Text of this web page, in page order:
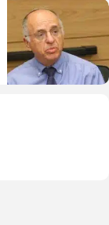
בריאות